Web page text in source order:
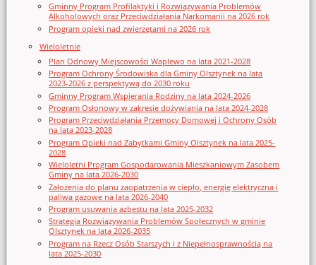
Gminny Program Profilaktyki i Rozwiązywania Problemów
Alkoholowych oraz Przeciwdziałania Narkomanii na 2026 rok
Program opieki nad zwierzętami na 2026 rok
Wieloletnie
Plan Odnowy Miejscowości Waplewo na lata 2021-2028
Program Ochrony Środowiska dla Gminy Olsztynek na lata
2023-2026 z perspektywą do 2030 roku
Gminny Program Wspierania Rodziny na lata 2024-2026
Program Osłonowy w zakresie dożywiania na lata 2024-2028
Program Przeciwdziałania Przemocy Domowej i Ochrony Osób
na lata 2023-2028
Program Opieki nad Zabytkami Gminy Olsztynek na lata 2025-
2028
Wieloletni Program Gospodarowania Mieszkaniowym Zasobem
Gminy na lata 2026-2030
Założenia do planu zaopatrzenia w ciepło, energię elektryczna i
paliwa gazowe na lata 2026-2040
Program usuwania azbestu na lata 2025-2032
Strategia Rozwiązywania Problemów Społecznych w gminie
Olsztynek na lata 2026-2035
Program na Rzecz Osób Starszych i z Niepełnosprawnością na
lata 2025-2030